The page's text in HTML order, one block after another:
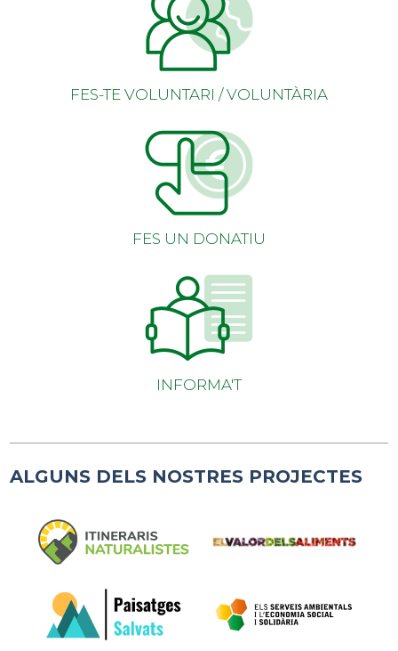
FES-TE VOLUNTARI / VOLUNTÀRIA
FES UN DONATIU
INFORMA'T
ALGUNS DELS NOSTRES PROJECTES